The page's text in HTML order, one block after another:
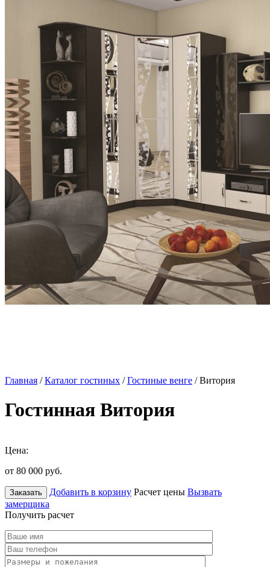
Главная /Каталог гостиных /Гостиные венге / Витория
Гостинная Витория
Цена:
от 80 000 руб.
Заказать Добавить в корзину Расчет цены Вызвать
замерщика
Получить расчет